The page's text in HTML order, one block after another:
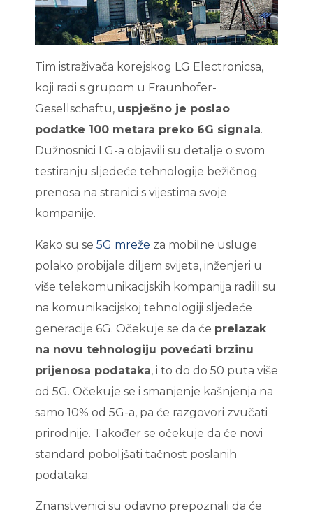
Tim istraživača korejskog LG Electronicsa,
koji radi s grupom u Fraunhofer-
Gesellschaftu, uspješno je poslao
podatke 100 metara preko 6G signala.
Dužnosnici LG-a objavili su detalje o svom
testiranju sljedeće tehnologije bežičnog
prenosa na stranici s vijestima svoje
kompanije.
Kako su se 5G mreže za mobilne usluge
polako probijale diljem svijeta, inženjeri u
više telekomunikacijskih kompanija radili su
na komunikacijskoj tehnologiji sljedeće
generacije 6G. Očekuje se da će prelazak
na novu tehnologiju povećati brzinu
prijenosa podataka, i to do do 50 puta više
od 5G. Očekuje se i smanjenje kašnjenja na
samo 10% od 5G-a, pa će razgovori zvučati
prirodnije. Također se očekuje da će novi
standard poboljšati tačnost poslanih
podataka.
Znanstvenici su odavno prepoznali da će